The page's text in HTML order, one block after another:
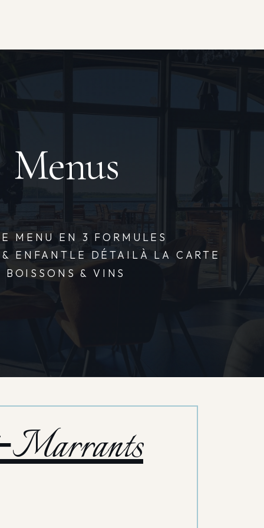
Menus
MENU EN 3 FORMULES
ENFANT LE DÉTAILÀ LA CARTE
BOISSONS & VINS